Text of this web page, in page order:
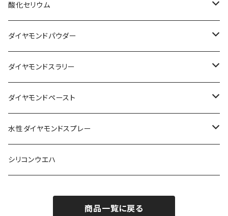
酸化セリウム
FGシリーズ
PWシリーズ
Wシリーズ
PZシリーズ
ダイヤモンドパウダー
単結晶ダイヤモンドパウダー
多結晶ダイヤモンドパウダー
ダイヤモンドスラリー
水性ダイヤモンドスラリー
油性単結晶ダイヤモンドスラリー
油性多結晶ダイヤモンドスラリー
ダイヤモンドペースト
油性単結晶ダイヤモンドペースト
油性多結晶ダイヤモンドペースト
水性ダイヤモンドスプレー
水性単結晶ダイヤモンドスプレー
シリコンウエハ
商品一覧に戻る